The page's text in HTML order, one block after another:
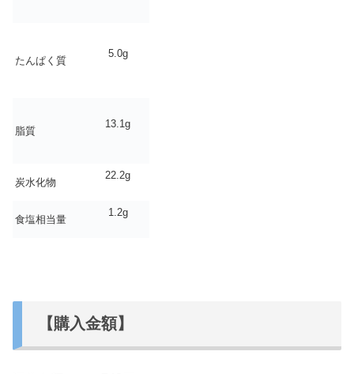
たんぱく質
5.0g
脂質
13.1g
炭水化物
22.2g
食塩相当量
1.2g
【購入金額】